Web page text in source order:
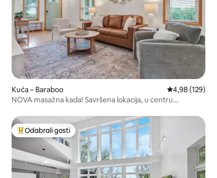
Kuća – Baraboo Prosječna
4,98 (129)
NOVA masažna kada! Savršena lokacija, u centru
Među najviše rangiranima s oznakom „Odabrali gosti”
Odabrali gosti